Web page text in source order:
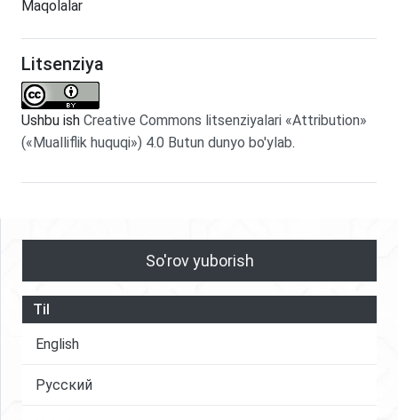
Maqolalar
Litsenziya
Ushbu ish Creative Commons litsenziyalari «Attribution»
(«Mualliflik huquqi») 4.0 Butun dunyo bo'ylab.
So'rov yuborish
Til
English
Русский